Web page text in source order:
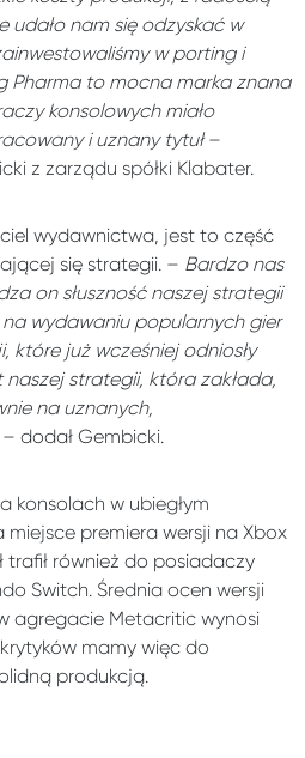
udało nam się odzyskać w
w porting i
Pharma to mocna marka znana
konsolowych miało
i uznany tytuł–
z zarządu spółki Klabater.
wydawnictwa, jest to część
się strategii. – Bardzo nas
on słuszność naszej strategii
wydawaniu popularnych gier
które już wcześniej odniosły
naszej strategii, która zakłada,
na uznanych,
dodał Gembicki.
konsolach w ubiegłym
miejsce premiera wersji na Xbox
trafił również do posiadaczy
Switch. Średnia ocen wersji
agregacie Metacritic wynosi
mamy więc do
produkcją.